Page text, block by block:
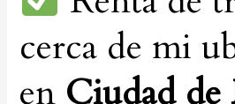
cerca de mi
en Ciudad